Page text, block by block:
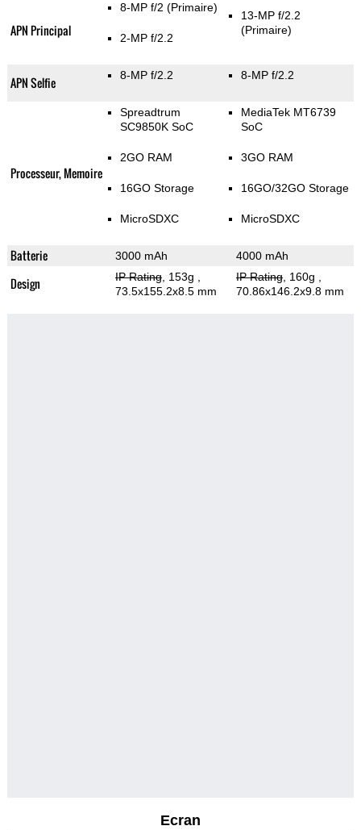
APN Principal
8-MP f/2 (Primaire)
2-MP f/2.2
13-MP f/2.2
(Primaire)
APN Selfie 8-MP f/2.2 8-MP f/2.2
Processeur, Memoire
Spreadtrum
SC9850K SoC
2GO RAM
16GO Storage
MicroSDXC
MediaTek MT6739
SoC
3GO RAM
16GO/32GO Storage
MicroSDXC
Batterie 3000 mAh 4000 mAh
Design IP Rating, 153g
73.5x155.2x8.5 mm
IP Rating, 160g
70.86x146.2x9.8 mm
Ecran